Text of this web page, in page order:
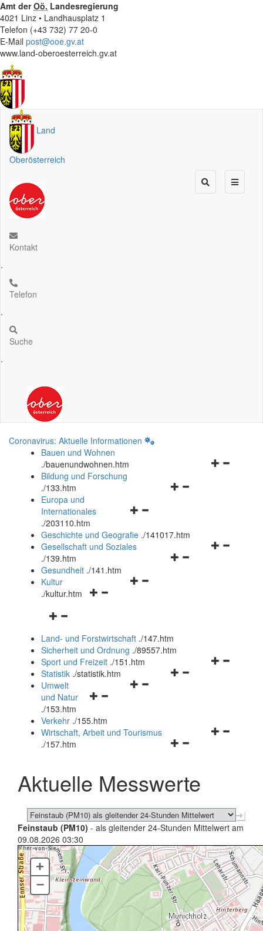
Amt derOö. Landesregierung
4021 Linz • Landhausplatz 1
Telefon (+43 732) 77 20-0
E-Mail post@ooe.gv.at
www.land-oberoesterreich.gv.at
Land
Oberösterreich
Kontakt
.
Telefon
.
Suche
.
Coronavirus: Aktuelle Informationen
Bauen und Wohnen
./bauenundwohnen.htm
Navigationsmenü
Bildung und Forschung
./133.htm
Navigationsmenü
und
schließen
Europa und
Internationales
./203110.htm
Geschichte und Geografie ./141017.htm
Navigationsmenü
Gesellschaft und Soziales
./139.htm
Navigationsmenü
Gesundheit ./141.htm
Navigationsmenü
Kultur
./kultur.htm
Navigationsmenü
und
schließen
Land- und Forstwirtschaft ./147.htm
Sicherheit und Ordnung ./89557.htm
Navigationsmenü
Sport und Freizeit ./151.htm
Navigationsmenü
Statistik ./statistik.htm
Navigationsmenü
und
schließen
Umwelt
und Natur
./153.htm
Verkehr ./155.htm
Navigationsmenü
schließen
Wirtschaft, Arbeit und Tourismus
./157.htm
Aktuelle Messwerte
Feinstaub (PM10) - als gleitender 24-Stunden Mittelwert am
09.08.2026 03:30
+
–